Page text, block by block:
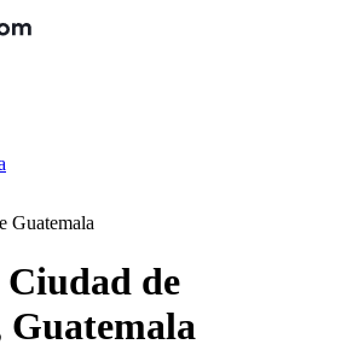
Guatemala
Ciudad de
Guatemala